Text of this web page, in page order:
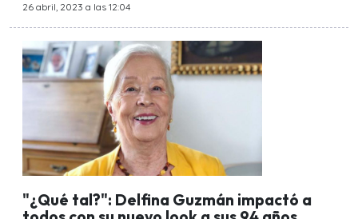
26 abril, 2023 a las 12:04
"¿Qué tal?": Delfina Guzmán impactó a